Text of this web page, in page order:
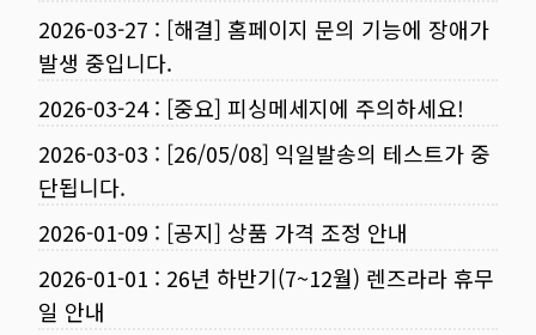
2026-03-27 : [해결] 홈페이지 문의 기능에 장애가
발생 중입니다.
2026-03-24: [중요] 피싱메세지에 주의하세요!
2026-03-03 : [26/05/08] 익일발송의 테스트가 중
단됩니다.
2026-01-09 : [공지] 상품 가격 조정 안내
2026-01-01 : 26년 하반기(7~12월) 렌즈라라 휴무
일 안내